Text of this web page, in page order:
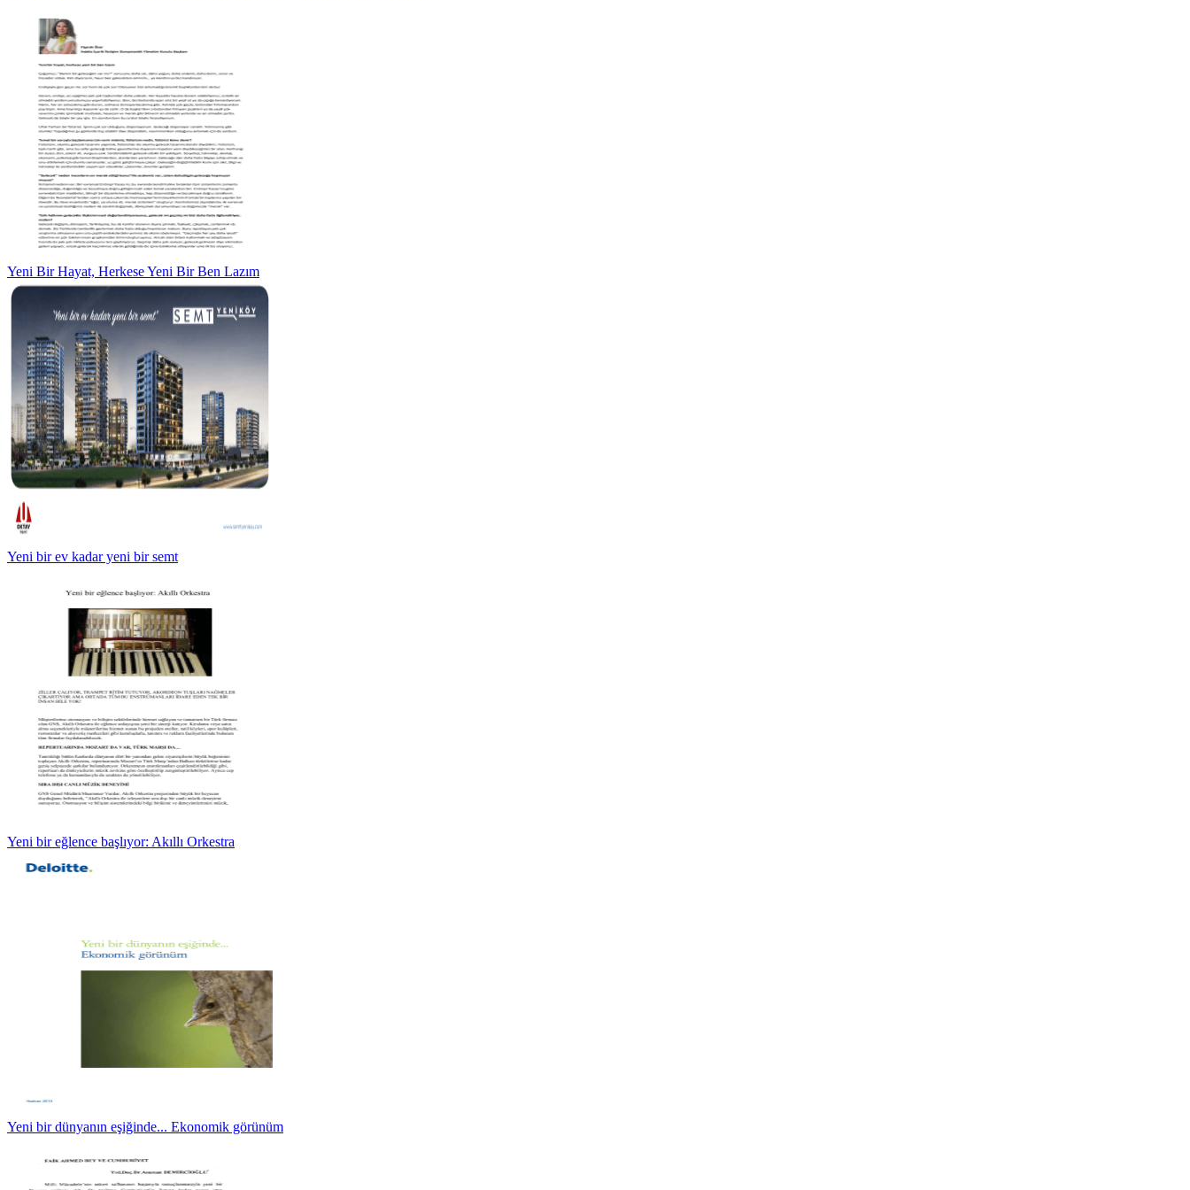
Yeni Bir Hayat, Herkese Yeni Bir Ben Lazım
Yeni bir ev kadar yeni bir semt
Yeni bir eğlence başlıyor: Akıllı Orkestra
Yeni bir dünyanın eşiğinde... Ekonomik görünüm